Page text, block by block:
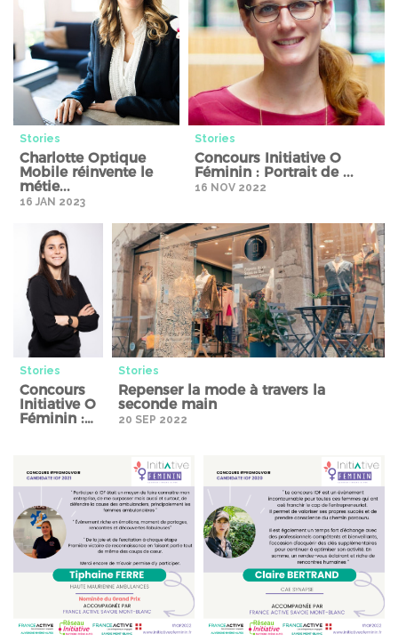
Stories
Charlotte Optique
Mobile réinvente le
métie...
16 JAN 2023
Stories
Concours Initiative O
Féminin : Portrait de ...
16 NOV 2022
Stories" />
Stories
Concours
Initiative O
Féminin :…
Stories" />
Stories
Repenser la mode à travers la
seconde main
20 SEP 2022